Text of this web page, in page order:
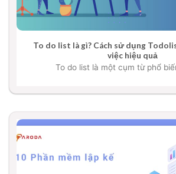
To do list là gì? Cách sử dụng
việc hiệu quả
To do list là một cụm từ phổ